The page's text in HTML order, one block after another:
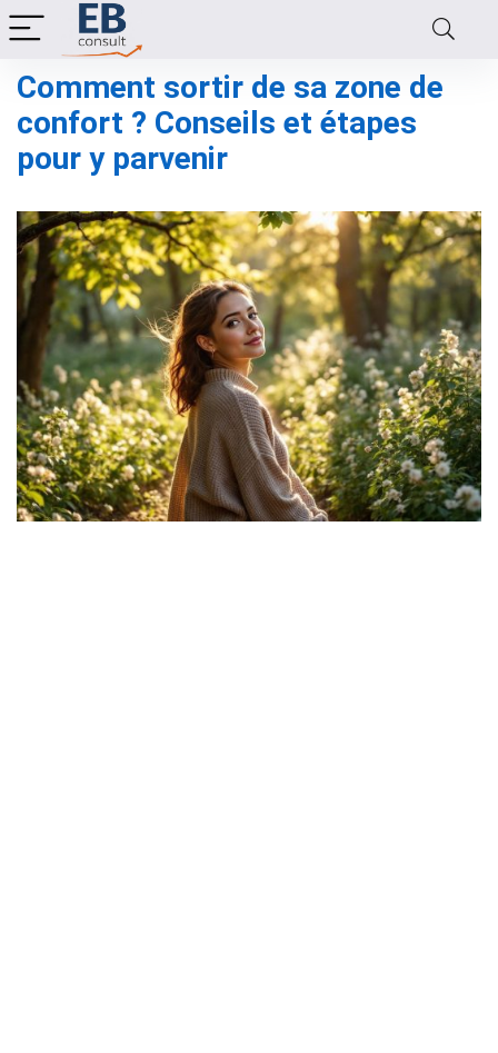
Comment sortir de sa zone de
confort ? Conseils et étapes
pour y parvenir